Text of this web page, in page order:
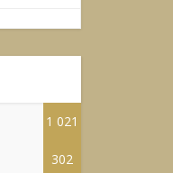
1 021
302